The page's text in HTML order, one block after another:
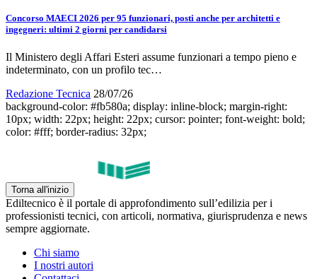
Concorso MAECI 2026 per 95 funzionari, posti anche per architetti e
ingegneri: ultimi 2 giorni per candidarsi
Il Ministero degli Affari Esteri assume funzionari a tempo pieno e
indeterminato, con un profilo tec…
Redazione Tecnica 28/07/26
background-color: #fb580a; display: inline-block; margin-right:
10px; width: 22px; height: 22px; cursor: pointer; font-weight: bold;
color: #fff; border-radius: 32px;
Torna all'inizio
Ediltecnico è il portale di approfondimento sull’edilizia per i
professionisti tecnici, con articoli, normativa, giurisprudenza e news
sempre aggiornate.
Chi siamo
I nostri autori